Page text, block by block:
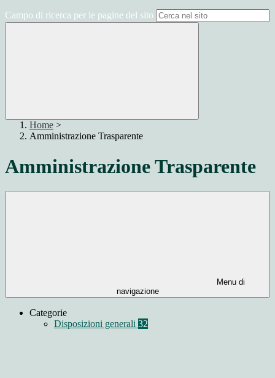
Campo di ricerca per le pagine del sito
Home >
Amministrazione Trasparente
Amministrazione Trasparente
Menu di
navigazione
Categorie
Disposizioni generali 32